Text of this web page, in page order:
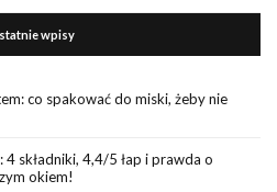
wpisy
co spakować do miski, żeby nie
składniki, 4,4/5 łap i prawda o
okiem!